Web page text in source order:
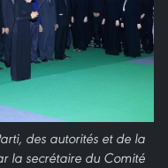
des autorités et de la
la secrétaire du Comité